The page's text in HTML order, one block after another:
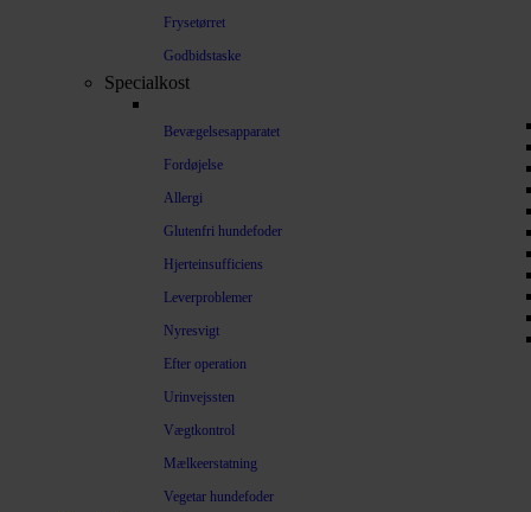
Frysetørret
Godbidstaske
Specialkost
Bevægelsesapparatet
Fordøjelse
Allergi
Glutenfri hundefoder
Hjerteinsufficiens
Leverproblemer
Nyresvigt
Efter operation
Urinvejssten
Vægtkontrol
Mælkeerstatning
Vegetar hundefoder